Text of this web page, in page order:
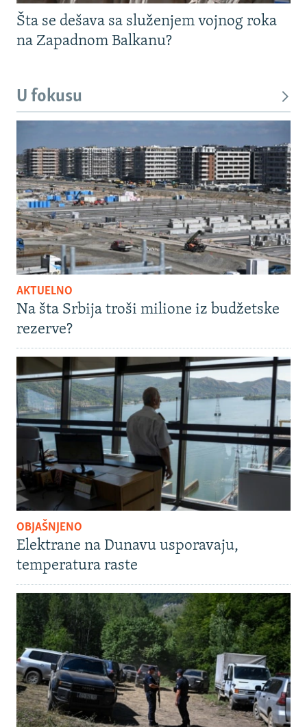
Šta se dešava sa služenjem vojnog roka
na Zapadnom Balkanu?
U fokusu
AKTUELNO
Na šta Srbija troši milione iz budžetske
rezerve?
OBJAŠNJENO
Elektrane na Dunavu usporavaju,
temperatura raste